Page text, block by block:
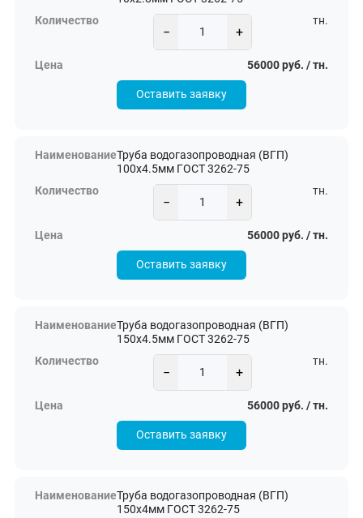
− +
тн.
56000 руб. / тн.
Оставить заявку
Труба водогазопроводная (ВГП)
100х4.5мм ГОСТ 3262-75
− +
тн.
56000 руб. / тн.
Оставить заявку
Труба водогазопроводная (ВГП)
150х4.5мм ГОСТ 3262-75
− +
тн.
56000 руб. / тн.
Оставить заявку
Труба водогазопроводная (ВГП)
150х4мм ГОСТ 3262-75